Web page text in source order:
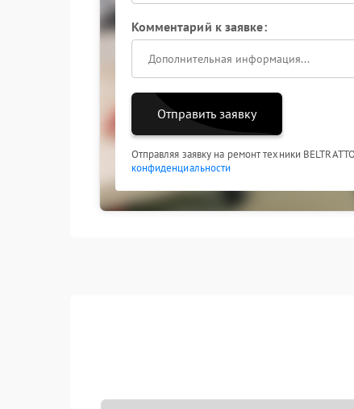
Комментарий к заявке:
Отправить заявку
Отправляя заявку на ремонт техники
конфиденциальности